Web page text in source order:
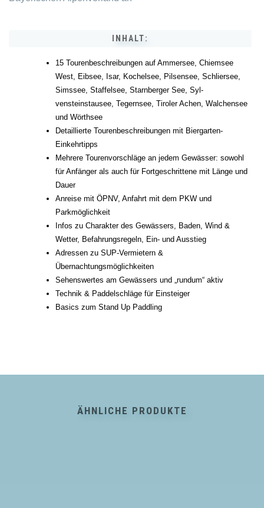
INHALT:
15 Tourenbeschreibungen auf Ammersee, Chiemsee
West, Eibsee, Isar, Kochel­see, Pilsensee, Schliersee,
Sims­see, Staffelsee, Starnberger See, Syl­
vensteinstausee, Tegernsee, Tiroler Achen, Walchen­see
und Wörthsee
Detaillierte Tourenbeschreibungen mit Biergarten-
Einkehrtipps
Mehrere Tourenvorschläge an jedem Gewässer: sowohl
für Anfänger als auch für Fortgeschrittene mit Länge und
Dauer
Anreise mit ÖPNV, Anfahrt mit dem PKW und
Parkmöglichkeit
Infos zu Charakter des Gewässers, Baden, Wind &
Wetter, Befah­rungsregeln, Ein- und Ausstieg
Adressen zu SUP-Vermietern &
Übernachtungsmöglichkeiten
Sehenswertes am Gewässers und „rundum“ aktiv
Technik & Paddelschläge für Einsteiger
Basics zum Stand Up Paddling
ÄHNLICHE PRODUKTE